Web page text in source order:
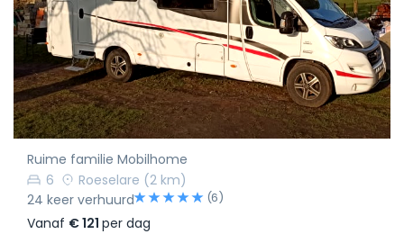
Ruime familie Mobilhome
6
Roeselare (2 km)
24 keer verhuurd
(6)
Vanaf € 121 per dag